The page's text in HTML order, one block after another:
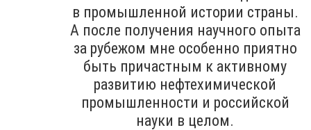
в промышленной истории страны.
А после получения научного опыта
за рубежом мне особенно приятно
быть причастным к активному
развитию нефтехимической
промышленности и российской
науки в целом.